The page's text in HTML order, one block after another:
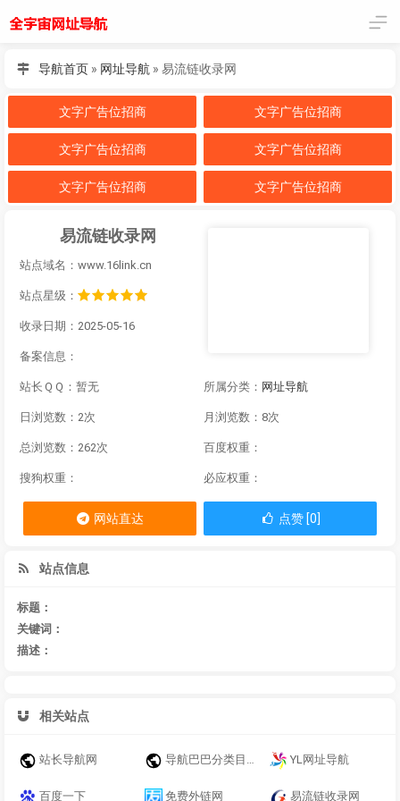
导航首页 » 网址导航 » 易流链收录网
文字广告位招商 文字广告位招商
文字广告位招商 文字广告位招商
文字广告位招商 文字广告位招商
易流链收录网
站点域名：www.16link.cn
站点星级：
收录日期：2025-05-16
备案信息：
站长ＱＱ：暂无 所属分类： 网址导航
日浏览数：2次 月浏览数：8次
总浏览数：262次 百度权重：
搜狗权重： 必应权重：
网站直达 点赞 [0]
站点信息
标题：
关键词：
描述：
相关站点
站长导航网 导航巴巴分类目录 YL网址导航
百度一下 免费外链网 易流链收录网